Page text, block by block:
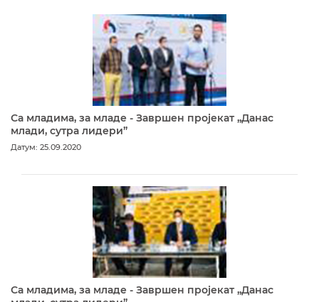
Са младима, за младе - Завршен пројекат „Данас
млади, сутра лидери”
Датум: 25.09.2020
Са младима, за младе - Завршен пројекат „Данас